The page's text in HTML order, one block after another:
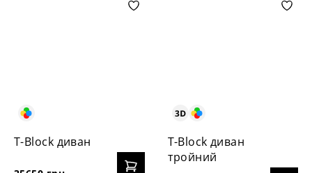
T-Block диван
T-Block диван
тройний